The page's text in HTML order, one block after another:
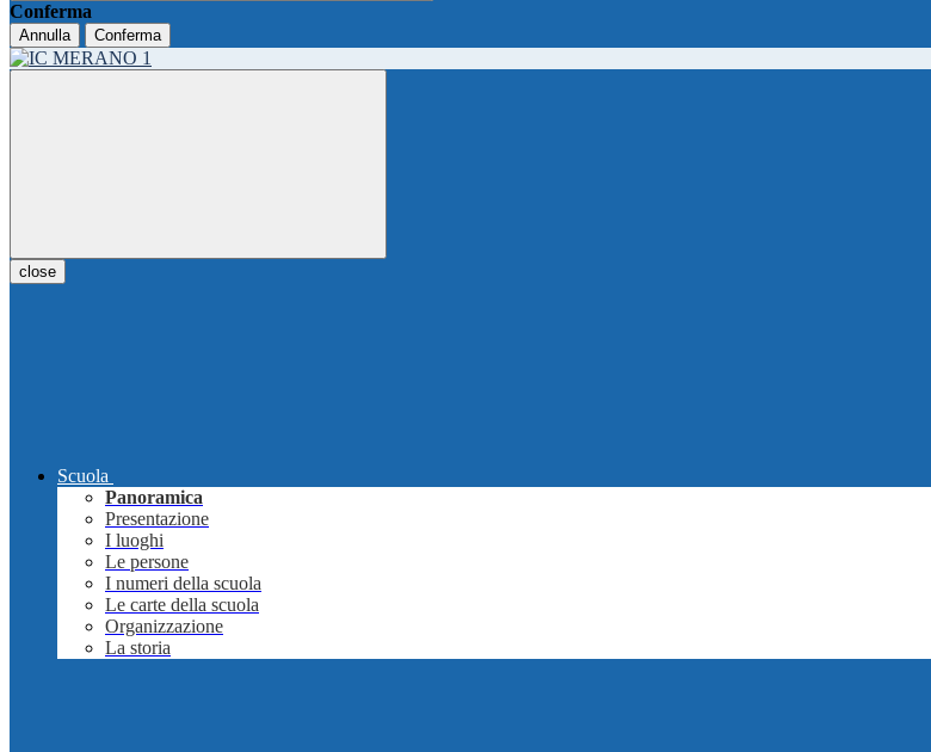
Conferma
Annulla Conferma
close
Scuola
Panoramica
Presentazione
I luoghi
Le persone
I numeri della scuola
Le carte della scuola
Organizzazione
La storia